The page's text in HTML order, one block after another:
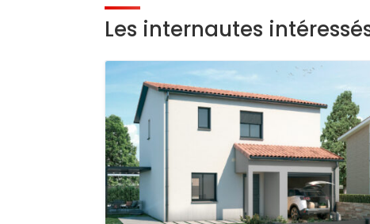
Les internautes